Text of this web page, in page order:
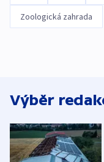
Zoologická zahrada
Výběr